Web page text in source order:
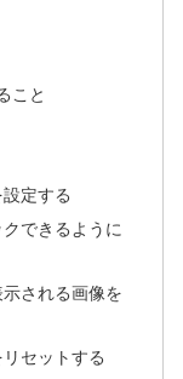
こと
定する
できるように
される画像を
セットする